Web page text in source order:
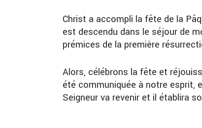
Christ a accompli la fête de la
est descendu dans le séjour de
prémices de la première
Alors, célébrons la fête et
été communiquée à notre esprit,
Seigneur va revenir et il établira